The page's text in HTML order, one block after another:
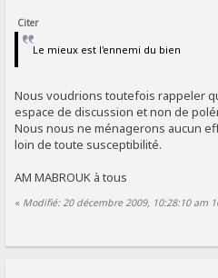
Citer
Le mieux est l'ennemi du bien
Nous voudrions toutefois rappeler
espace de discussion et non de
Nous nous ne ménagerons aucun
loin de toute susceptibilité.
AM MABROUK à tous
« Modifié: 20 décembre 2009, 10:28:10 am